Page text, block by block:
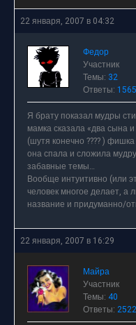
22 января, 2007 в 04:32
Федор
Участник
Темы: 32
Ответы: 1565
Я брату показал мудры
мамка сказала «два сына
(шутя конечно ???? )
она спала и сложила
забавные темы…
Вообще интуитивно (или
человек многое делает, а
название и придуманно/
22 января, 2007 в 16:29
Майра
Участник
Темы: 40
Ответы: 2522